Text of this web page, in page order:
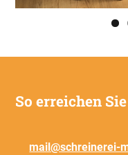
So erreichen
mail@schreinerei-